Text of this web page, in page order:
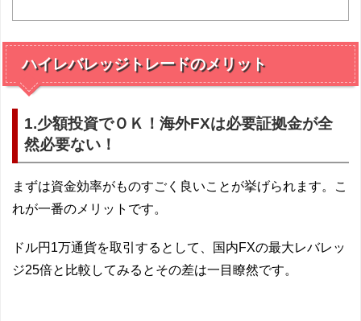
ハイレバレッジトレードのメリット
1.少額投資でＯＫ！海外FXは必要証拠金が全
然必要ない！
まずは資金効率がものすごく良いことが挙げられます。こ
れが一番のメリットです。
ドル円1万通貨を取引するとして、国内FXの最大レバレッ
ジ25倍と比較してみるとその差は一目瞭然です。